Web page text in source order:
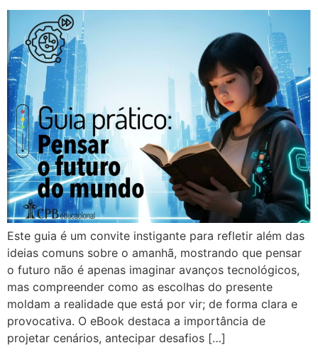
Este guia é um convite instigante para refletir além das
ideias comuns sobre o amanhã, mostrando que pensar
o futuro não é apenas imaginar avanços tecnológicos,
mas compreender como as escolhas do presente
moldam a realidade que está por vir; de forma clara e
provocativa. O eBook destaca a importância de
projetar cenários, antecipar desafios […]